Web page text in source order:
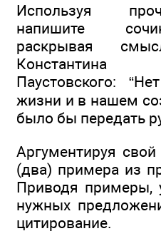
Используя
напишите
раскрывая
Константина
Паустовского:
жизни и в нашем
было бы передать
Аргументируя
(два) примера из
Приводя примеры,
нужных
цитирование.